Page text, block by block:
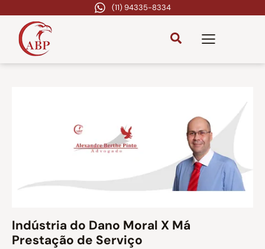
(11) 94335-8334
Indústria do Dano Moral X Má
Prestação de Serviço